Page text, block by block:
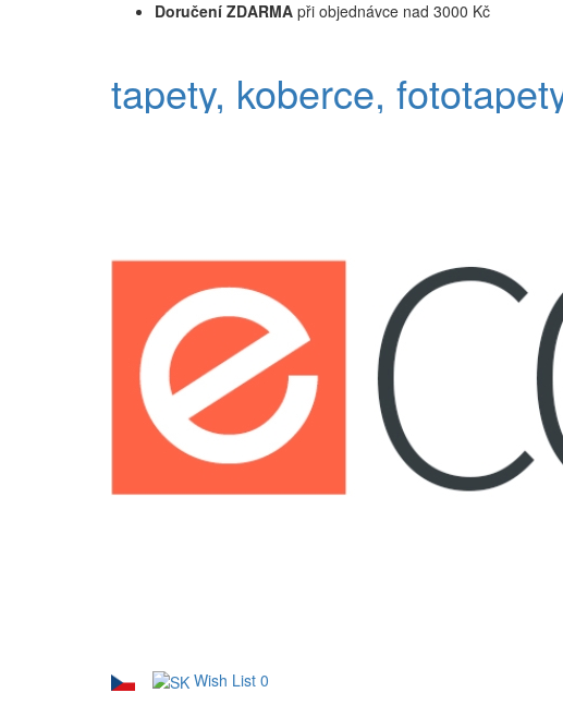
Doručení ZDARMA při objednávce nad 3000 Kč
tapety, koberce,
Wish List 0